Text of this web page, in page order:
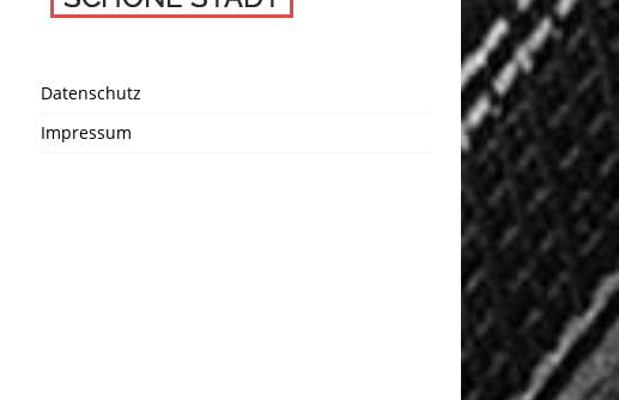
Datenschutz
Impressum